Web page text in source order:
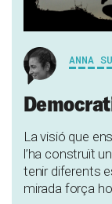
ANNA
La visió que
l’ha construït
tenir diferents
mirada força